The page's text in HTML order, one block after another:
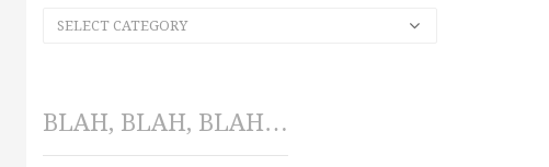
SELECT CATEGORY
BLAH, BLAH, BLAH…